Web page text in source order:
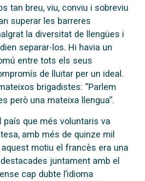
tan breu, viu, conviu i sobreviu
superar les barreres
la diversitat de llengües i
separar-los. Hi havia un
entre tots els seus
de lluitar per un ideal.
brigadistes: “Parlem
però una mateixa llengua”.
país que més voluntaris va
amb més de quinze mil
motiu el francès era una
juntament amb el
cap dubte l’idioma